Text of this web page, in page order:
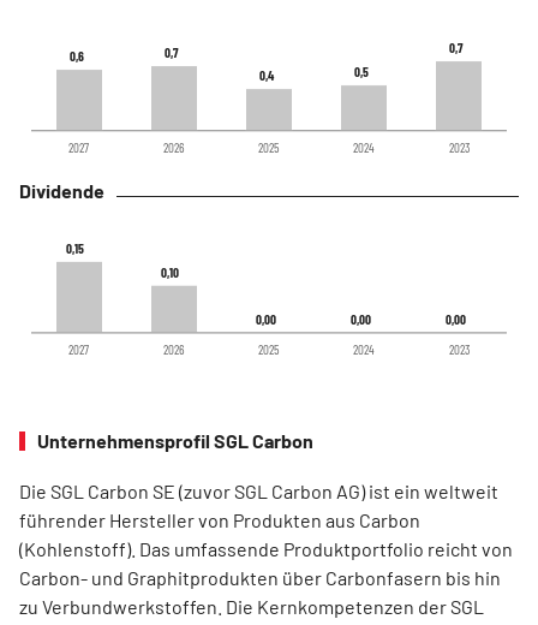
0,6
0,6 0,7
0,7
0,4
0,4 0,5
0,5
0,7
0,7
2027 2026 2025 2024 2023
Dividende
0,15
0,15
0,10
0,10
0,00
0,00 0,00
0,00 0,00
0,00
2027 2026 2025 2024 2023
Unternehmensprofil SGL Carbon
Die SGL Carbon SE (zuvor SGL Carbon AG) ist ein weltweit
führender Hersteller von Produkten aus Carbon
(Kohlenstoff). Das umfassende Produktportfolio reicht von
Carbon- und Graphitprodukten über Carbonfasern bis hin
zu Verbundwerkstoffen. Die Kernkompetenzen der SGL